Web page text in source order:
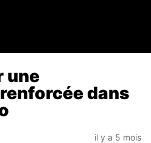
une
dans
il y a 5 mois